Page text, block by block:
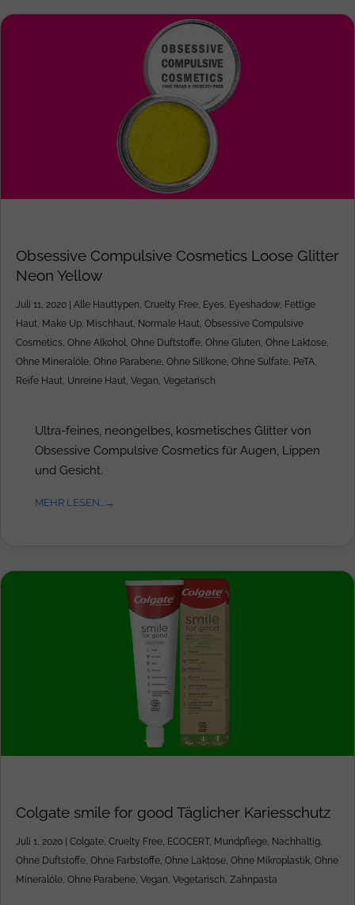
Obsessive Compulsive Cosmetics Loose Glitter
Neon Yellow
Juli 11, 2020 Alle Hauttypen, Cruelty Free, Eyes, Eyeshadow, Fettige
Haut, Make Up, Mischhaut, Normale Haut, Obsessive Compulsive
Cosmetics, Ohne Alkohol, Ohne Duftstoffe, Ohne Gluten, Ohne Laktose,
Ohne Mineralöle, Ohne Parabene, Ohne Silikone, Ohne Sulfate, PeTA,
Reife Haut, Unreine Haut, Vegan, Vegetarisch
Ultra-feines, neongelbes, kosmetisches Glitter von
Obsessive Compulsive Cosmetics für Augen, Lippen
und Gesicht.
MEHR LESEN...
Colgate smile for good Täglicher Kariesschutz
Juli 1, 2020 Colgate, Cruelty Free, ECOCERT, Mundpflege, Nachhaltig,
Ohne Duftstoffe, Ohne Farbstoffe, Ohne Laktose, Ohne Mikroplastik, Ohne
Mineralöle, Ohne Parabene, Vegan, Vegetarisch, Zahnpasta